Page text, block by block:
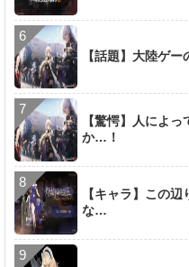
【話題】大陸ゲ
【驚愕】人によ
か…！
【キャラ】この
な…